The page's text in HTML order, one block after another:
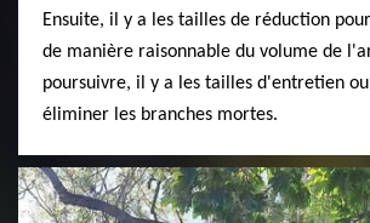
Ensuite, il y a les tailles de réduction
de manière raisonnable du volume de
poursuivre, il y a les tailles d'entretien
éliminer les branches mortes.